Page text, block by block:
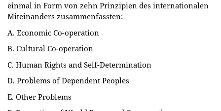
einmal in Form von zehn Prinzipien des internationalen
Miteinanders zusammenfassten:
A. Economic Co-operation
B. Cultural Co-operation
C. Human Rights and Self-Determination
D. Problems of Dependent Peoples
E. Other Problems